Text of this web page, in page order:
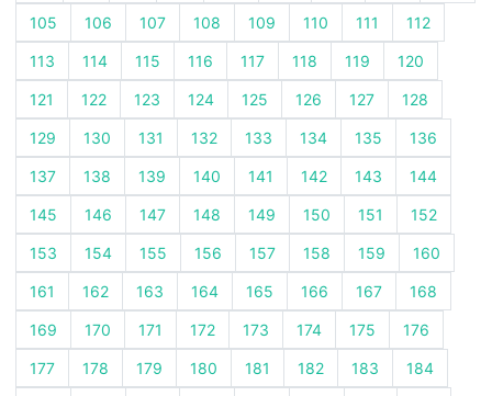
105 106 107 108 109 110 111 112
113 114 115 116 117 118 119 120
121 122 123 124 125 126 127 128
129 130 131 132 133 134 135 136
137 138 139 140 141 142 143 144
145 146 147 148 149 150 151 152
153 154 155 156 157 158 159 160
161 162 163 164 165 166 167 168
169 170 171 172 173 174 175 176
177 178 179 180 181 182 183 184